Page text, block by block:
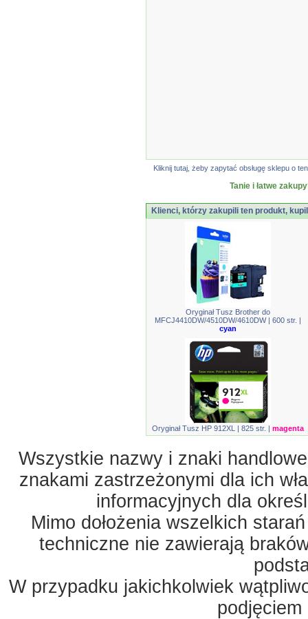
Kliknij tutaj, żeby zapytać obsługę sklepu o
Tanie i łatwe
Klienci, którzy zakupili ten produkt,
Oryginał Tusz Brother do
MFCJ4410DW/4510DW/4610DW | 600 str. |
cyan
Oryginał Tusz HP 912XL | 825 str. | magenta
Wszystkie nazwy i znaki
znakami zastrzeżonymi dla ich
informacyjnych dla
Mimo dołożenia wszelkich
techniczne nie zawierają
W przypadku jakichkolwiek